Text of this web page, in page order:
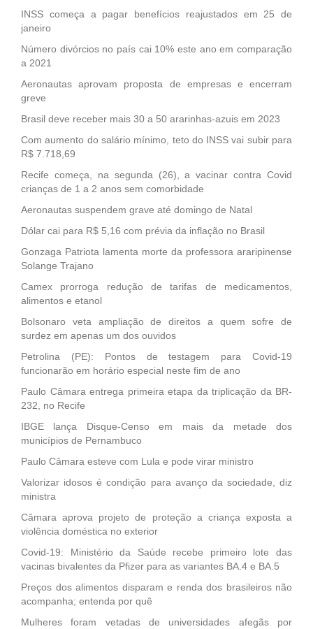
INSS começa a pagar benefícios reajustados em 25 de
janeiro
Número divórcios no país cai 10% este ano em comparação
a 2021
Aeronautas aprovam proposta de empresas e encerram
greve
Brasil deve receber mais 30 a 50 ararinhas-azuis em 2023
Com aumento do salário mínimo, teto do INSS vai subir para
R$ 7.718,69
Recife começa, na segunda (26), a vacinar contra Covid
crianças de 1 a 2 anos sem comorbidade
Aeronautas suspendem grave até domingo de Natal
Dólar cai para R$ 5,16 com prévia da inflação no Brasil
Gonzaga Patriota lamenta morte da professora araripinense
Solange Trajano
Camex prorroga redução de tarifas de medicamentos,
alimentos e etanol
Bolsonaro veta ampliação de direitos a quem sofre de
surdez em apenas um dos ouvidos
Petrolina (PE): Pontos de testagem para Covid-19
funcionarão em horário especial neste fim de ano
Paulo Câmara entrega primeira etapa da triplicação da BR-
232, no Recife
IBGE lança Disque-Censo em mais da metade dos
municípios de Pernambuco
Paulo Câmara esteve com Lula e pode virar ministro
Valorizar idosos é condição para avanço da sociedade, diz
ministra
Câmara aprova projeto de proteção a criança exposta a
violência doméstica no exterior
Covid-19: Ministério da Saúde recebe primeiro lote das
vacinas bivalentes da Pfizer para as variantes BA.4 e BA.5
Preços dos alimentos disparam e renda dos brasileiros não
acompanha; entenda por quê
Mulheres foram vetadas de universidades afegãs por